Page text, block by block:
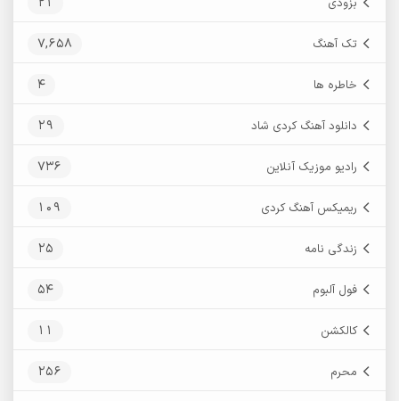
بزودی
تک آهنگ 7,658
خاطره ها 4
دانلود آهنگ کردی شاد 29
رادیو موزیک آنلاین 736
ریمیکس آهنگ کردی 109
زندگی نامه 25
فول آلبوم 54
کالکشن 11
محرم 256